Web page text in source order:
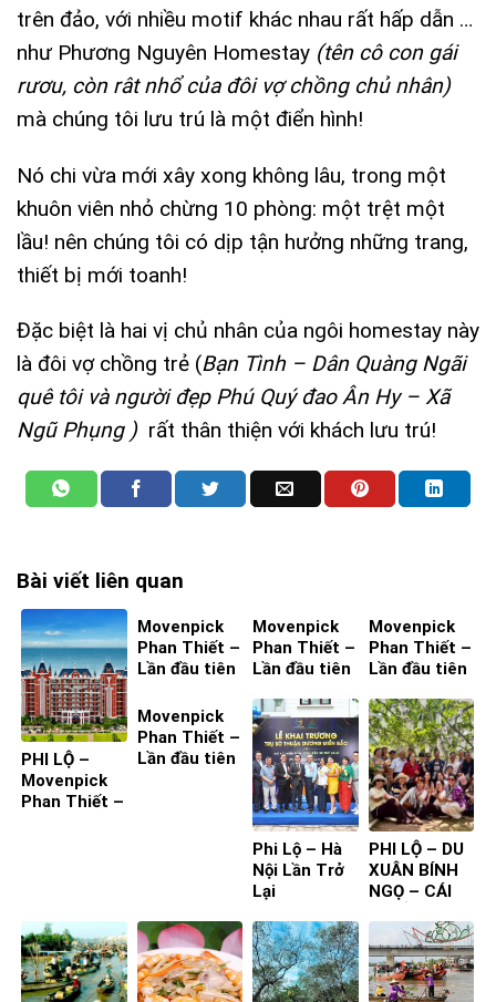
trên đảo, với nhiều motif khác nhau rất hấp dẫn …
như Phương Nguyên Homestay (tên cô con gái
rươu, còn rât nhổ của đôi vợ chồng chủ nhân)
mà chúng tôi lưu trú là một điển hình!
Nó chi vừa mới xây xong không lâu, trong một
khuôn viên nhỏ chừng 10 phòng: một trệt một
lầu! nên chúng tôi có dịp tận hưởng những trang,
thiết bị mới toanh!
Đặc biệt là hai vị chủ nhân của ngôi homestay này
là đôi vợ chồng trẻ (Bạn Tình – Dân Quàng Ngãi
quê tôi và người đẹp Phú Quý đao Ân Hy – Xã
Ngũ Phụng )rất thân thiện với khách lưu trú!
Bài viết liên quan
PHI LỘ –
Movenpick
Phan Thiết –
Movenpick
Phan Thiết –
Lần đầu tiên
4
Movenpick
Phan Thiết –
Lần đầu tiên
3
Movenpick
Phan Thiết –
Lần đầu tiên
2
Movenpick
Phan Thiết –
Lần đầu tiên
Phi Lộ – Hà
Nội Lần Trở
Lại
PHI LỘ – DU
XUÂN BÍNH
NGỌ – CÁI
THÁP